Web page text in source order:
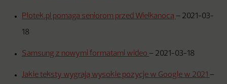
Plotek.pl pomaga seniorom przed Wielkanocą – 2021-03-
18
Samsung z nowymi formatami wideo – 2021-03-18
Jakie teksty wygrają wysokie pozycje w Google w 2021 –